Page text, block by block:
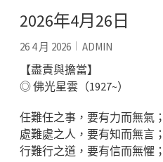
2026年4月26日
26 4 月 2026 ADMIN
【盡責與擔當】
◎ 佛光星雲（1927~）
任難任之事，要有力而無氣；
處難處之人，要有知而無言；
行難行之道，要有信而無懼；